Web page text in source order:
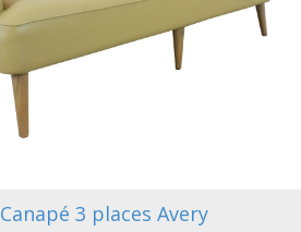
Canapé 3 places Avery